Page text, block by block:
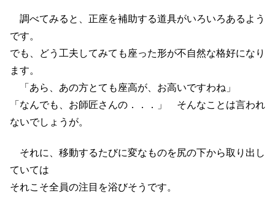
調べてみると、正座を補助する道具がいろいろあるよう
です。
でも、どう工夫してみても座った形が不自然な格好になり
ます。
「あら、あの方とても座高が、お高いですわね」
「なんでも、お師匠さんの．．．」 そんなことは言われ
ないでしょうが。
それに、移動するたびに変なものを尻の下から取り出し
ていては
それこそ全員の注目を浴びそうです。